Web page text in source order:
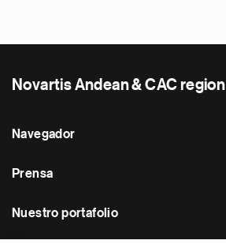
Novartis Andean & CAC region
Navegador
Prensa
Nuestro portafolio